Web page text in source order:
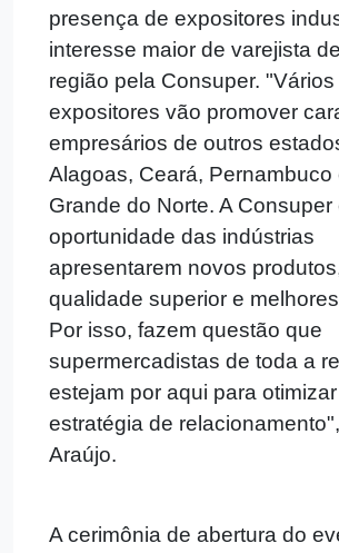
presença de expositores
interesse maior de varejista
região pela Consuper. "Vários
expositores vão promover
empresários de outros
Alagoas, Ceará, Pernambuco
Grande do Norte. A Consuper
oportunidade das indústrias
apresentarem novos
qualidade superior e
Por isso, fazem questão que
supermercadistas de toda a
estejam por aqui para
estratégia de
Araújo.
A cerimônia de abertura do